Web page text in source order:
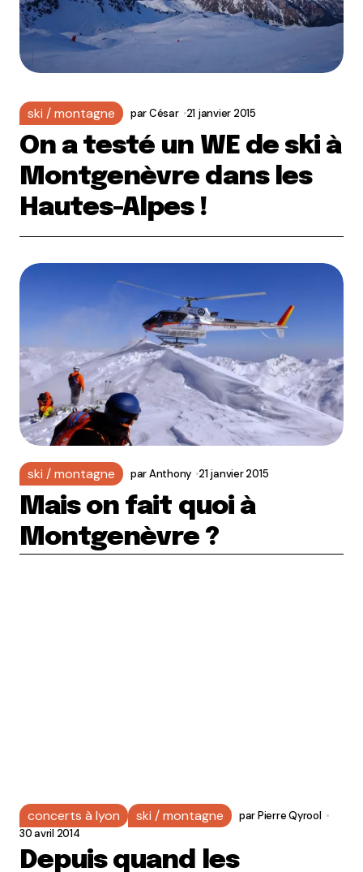
ski / montagne parCésar 21 janvier 2015
On a testé un WE de ski à
Montgenèvre dans les
Hautes-Alpes !
ski / montagne parAnthony 21 janvier 2015
Mais on fait quoi à
Montgenèvre ?
concerts à lyon ski / montagne parPierre Qyrool
30 avril 2014
Depuis quand les